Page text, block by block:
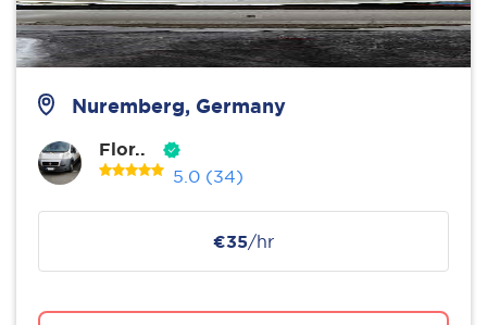
Nuremberg, Germany
Flor..
5.0 (34)
€35/hr